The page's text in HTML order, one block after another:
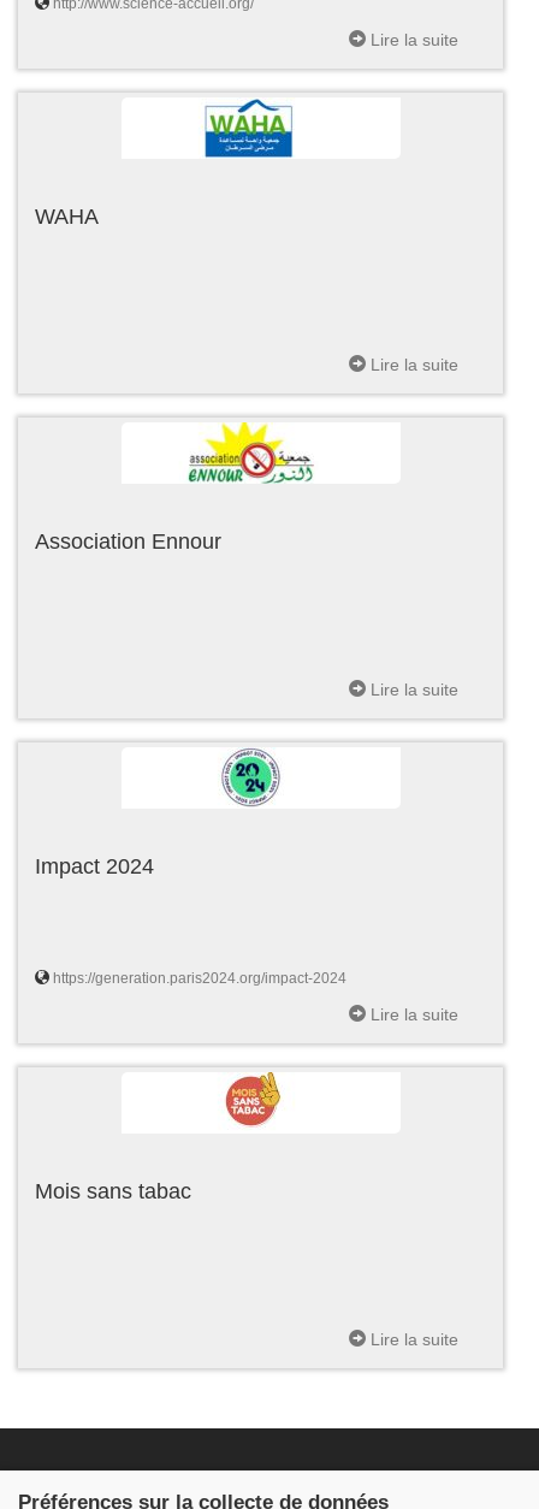
http://www.science-accueil.org/
Lire la suite
WAHA
Lire la suite
Association Ennour
Lire la suite
Impact 2024
https://generation.paris2024.org/impact-2024
Lire la suite
Mois sans tabac
Lire la suite
Préférences sur la collecte de données